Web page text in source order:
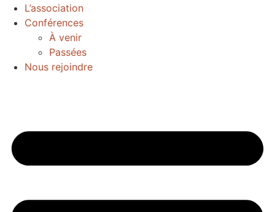
L’association
Conférences
À venir
Passées
Nous rejoindre